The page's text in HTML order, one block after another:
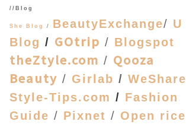
//Blog
She Blog / BeautyExchange/ U
Blog / GOtrip / Blogspot
theZtyle.com / Qooza
Beauty / Girlab / WeShare
Style-Tips.com / Fashion
Guide / Pixnet / Open rice